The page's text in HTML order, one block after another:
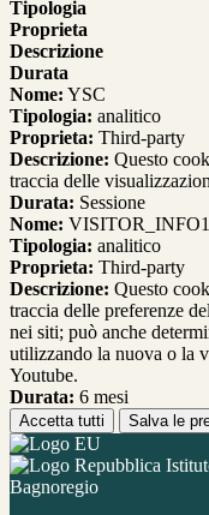
Tipologia
Proprieta
Descrizione
Durata
Nome: YSC
Tipologia: analitico
Proprieta: Third-party
Descrizione: Questo
traccia delle
Durata: Sessione
Nome:
Tipologia: analitico
Proprieta: Third-party
Descrizione: Questo
traccia delle preferenze
nei siti; può anche
utilizzando la nuova o la
Youtube.
Durata: 6 mesi
Accetta tutti Salva le
Bagnoregio